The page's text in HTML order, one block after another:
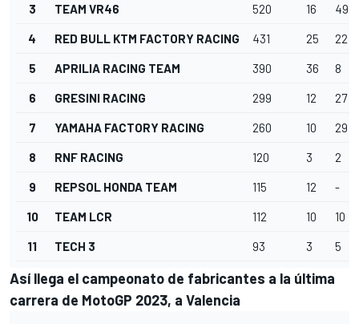
3 TEAM VR46 520 16 49
4 RED BULL KTM FACTORY RACING 431 25 22
5 APRILIA RACING TEAM 390 36 8
6 GRESINI RACING 299 12 27
7 YAMAHA FACTORY RACING 260 10 29
8 RNF RACING 120 3 2
9 REPSOL HONDA TEAM 115 12 -
10 TEAM LCR 112 10 10
11 TECH 3 93 3 5
Así llega el campeonato de fabricantes a la última
carrera de MotoGP 2023, a Valencia